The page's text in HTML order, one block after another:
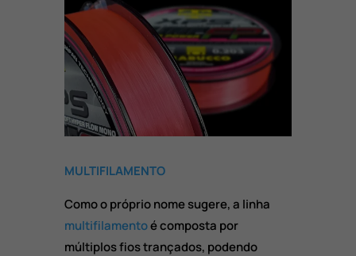
MULTIFILAMENTO
Como o próprio nome sugere, a linha
multifilamentoé composta por
múltiplos fios trançados, podendo